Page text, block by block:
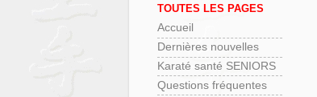
TOUTES LES PAGES
Accueil
Dernières nouvelles
Karaté santé SENIORS
Questions fréquentes